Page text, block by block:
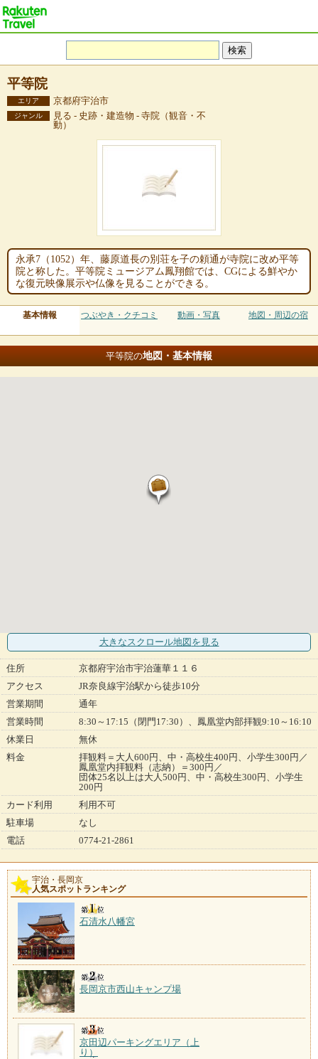
平等院
エリア 京都府宇治市
ジャンル
見る - 史跡・建造物 - 寺院（観音・不
動）
永承7（1052）年、藤原道長の別荘を子の頼通が寺院に改め平等
院と称した。平等院ミュージアム鳳翔館では、CGによる鮮やか
な復元映像展示や仏像を見ることができる。
基本情報 つぶやき・クチコミ 動画・写真 地図・周辺の宿
平等院の地図・基本情報
大きなスクロール地図 を見る
住所
京都府宇治市宇治蓮華１１６
アクセス
JR奈良線宇治駅から徒歩10分
営業期間
通年
営業時間
8:30～17:15（閉門17:30）、鳳凰堂内部拝観9:10～16:10
休業日
無休
料金
拝観料＝大人600円、中・高校生400円、小学生300円／
鳳凰堂内拝観料（志納）＝300円／
団体25名以上は大人500円、中・高校生300円、小学生
200円
カード利用
利用不可
駐車場
なし
電話
0774-21-2861
宇治・長岡京
人気スポットランキング
石清水八幡宮
長岡京市西山キャンプ場
京田辺パーキングエリア（上
り）